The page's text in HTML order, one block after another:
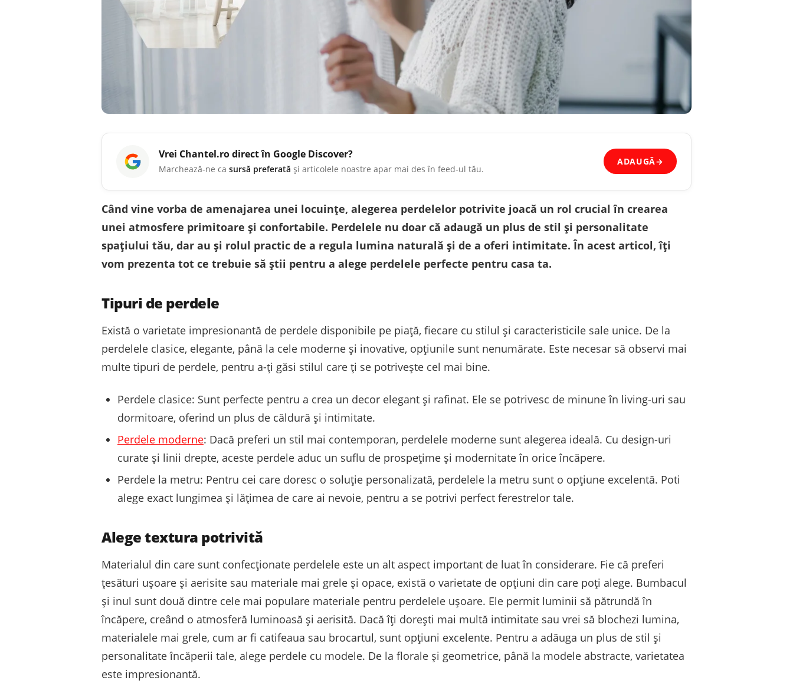
Vrei Chantel.rodirect în Google Discover?
Marchează-ne ca sursă preferată și articolele noastre apar mai des în feed-ul tău.
ADAUGĂ→
Când vine vorba de amenajarea unei locuințe, alegerea perdelelor potrivite joacă un rol crucial în crearea
unei atmosfere primitoare și confortabile. Perdelele nu doar că adaugă un plus de stil și personalitate
spațiului tău, dar au și rolul practic de a regula lumina naturală și de a oferi intimitate. În acest articol, îți
vom prezenta tot ce trebuie să știi pentru a alege perdelele perfecte pentru casa ta.
Tipuri de perdele
Există o varietate impresionantă de perdele disponibile pe piață, fiecare cu stilul și caracteristicile sale unice. De la
perdelele clasice, elegante, până la cele moderne și inovative, opțiunile sunt nenumărate. Este necesar să observi mai
multe tipuri de perdele, pentru a-ți găsi stilul care ți se potrivește cel mai bine.
Perdele clasice: Sunt perfecte pentru a crea un decor elegant și rafinat. Ele se potrivesc de minune în living-uri sau
dormitoare, oferind un plus de căldură și intimitate.
Perdele moderne: Dacă preferi un stil mai contemporan, perdelele moderne sunt alegerea ideală. Cu design-uri
curate și linii drepte, aceste perdele aduc un suflu de prospețime și modernitate în orice încăpere.
Perdele la metru: Pentru cei care doresc o soluție personalizată, perdelele la metru sunt o opțiune excelentă. Poti
alege exact lungimea și lățimea de care ai nevoie, pentru a se potrivi perfect ferestrelor tale.
Alege textura potrivită
Materialul din care sunt confecționate perdelele este un alt aspect important de luat în considerare. Fie că preferi
țesături ușoare și aerisite sau materiale mai grele și opace, există o varietate de opțiuni din care poți alege. Bumbacul
și inul sunt două dintre cele mai populare materiale pentru perdelele ușoare. Ele permit luminii să pătrundă în
încăpere, creând o atmosferă luminoasă și aerisită. Dacă îți dorești mai multă intimitate sau vrei să blochezi lumina,
materialele mai grele, cum ar fi catifeaua sau brocartul, sunt opțiuni excelente. Pentru a adăuga un plus de stil și
personalitate încăperii tale, alege perdele cu modele. De la florale și geometrice, până la modele abstracte, varietatea
este impresionantă.